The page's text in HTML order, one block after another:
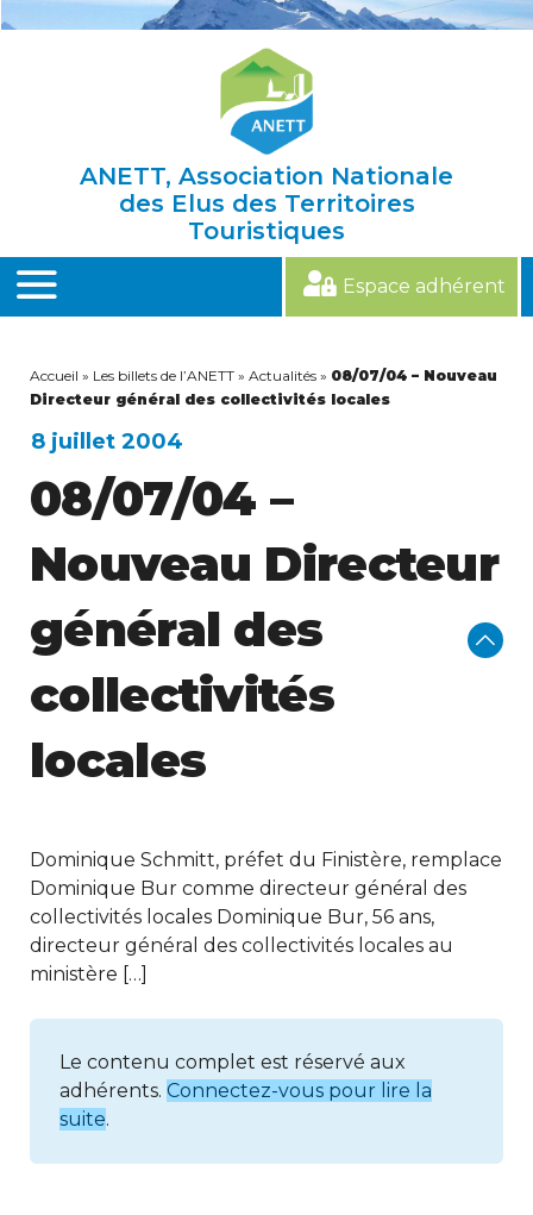
ANETT, Association Nationale
des Elus des Territoires
Touristiques
MENU
Espace adhérent
Accueil » Les billets de l’ANETT » Actualités » 08/07/04 – Nouveau
Directeur général des collectivités locales
8 juillet 2004
08/07/04 –
Nouveau Directeur
général des
collectivités
locales
Dominique Schmitt, préfet du Finistère, remplace
Dominique Bur comme directeur général des
collectivités locales Dominique Bur, 56 ans,
directeur général des collectivités locales au
ministère […]
Le contenu complet est réservé aux
adhérents. Connectez-vous pour lire la
suite.